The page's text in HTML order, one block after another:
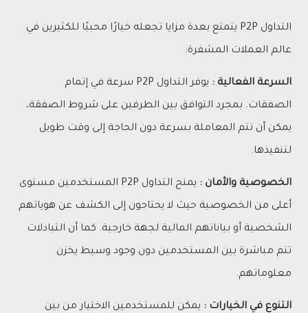
التداول P2P يتمتع بعدة مزايا تجعله خيارًا محببًا للكثيرين في
عالم العملات المشفرة:
السرعة الفعالية : يوفر التداول P2P سرعة في إتمام
الصفقات. بمجرد التوافق بين الطرفين على شروط الصفقة،
يمكن أن تتم المعاملة بسرعة دون الحاجة إلى وقت طويل
لتنفيذها.
الخصوصية والأمان : يمنح التداول P2P المستخدمين مستوى
أعلى من الخصوصية حيث لا يحتاجون إلى الكشف عن هوياتهم
الشخصية أو بياناتهم المالية لجهة خارجية. كما أن التبادلات
تتم مباشرة بين المستخدمين دون وجود وسيط يخزن
معلوماتهم.
التنوع في الخيارات : يمكن للمستخدمين الاختيار من بين